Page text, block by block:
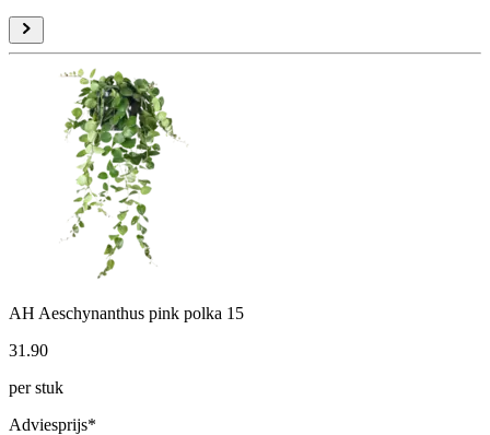
AH Aeschynanthus pink polka 15
31.90
per stuk
Adviesprijs*